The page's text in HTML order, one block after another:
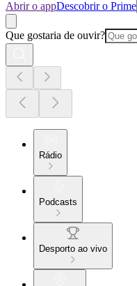
Abrir o appDescobrir o Prime
Que gostaria de ouvir?
Rádio
Podcasts
Desporto ao vivo